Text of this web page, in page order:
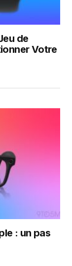
de
Votre
: un pas